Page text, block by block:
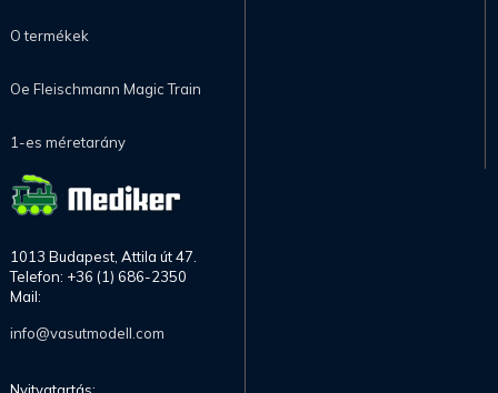
O termékek
Oe Fleischmann Magic Train
1-es méretarány
1013 Budapest, Attila út 47.
Telefon: +36 (1) 686-2350
Mail:
info@vasutmodell.com